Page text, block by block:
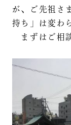
が、ご先祖さ
持ち」は変わ
まずはご相